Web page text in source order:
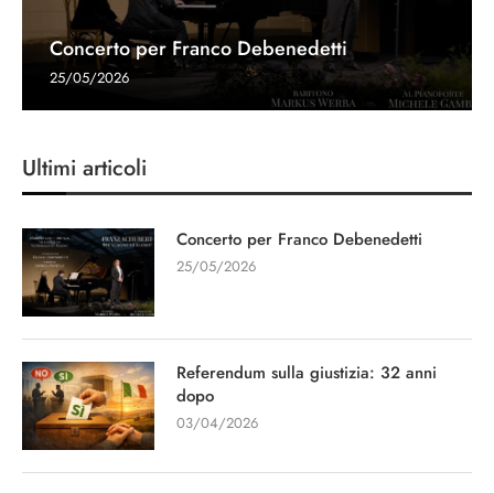
Concerto per Franco Debenedetti
25/05/2026
Ultimi articoli
Concerto per Franco Debenedetti
25/05/2026
Referendum sulla giustizia: 32 anni
dopo
03/04/2026